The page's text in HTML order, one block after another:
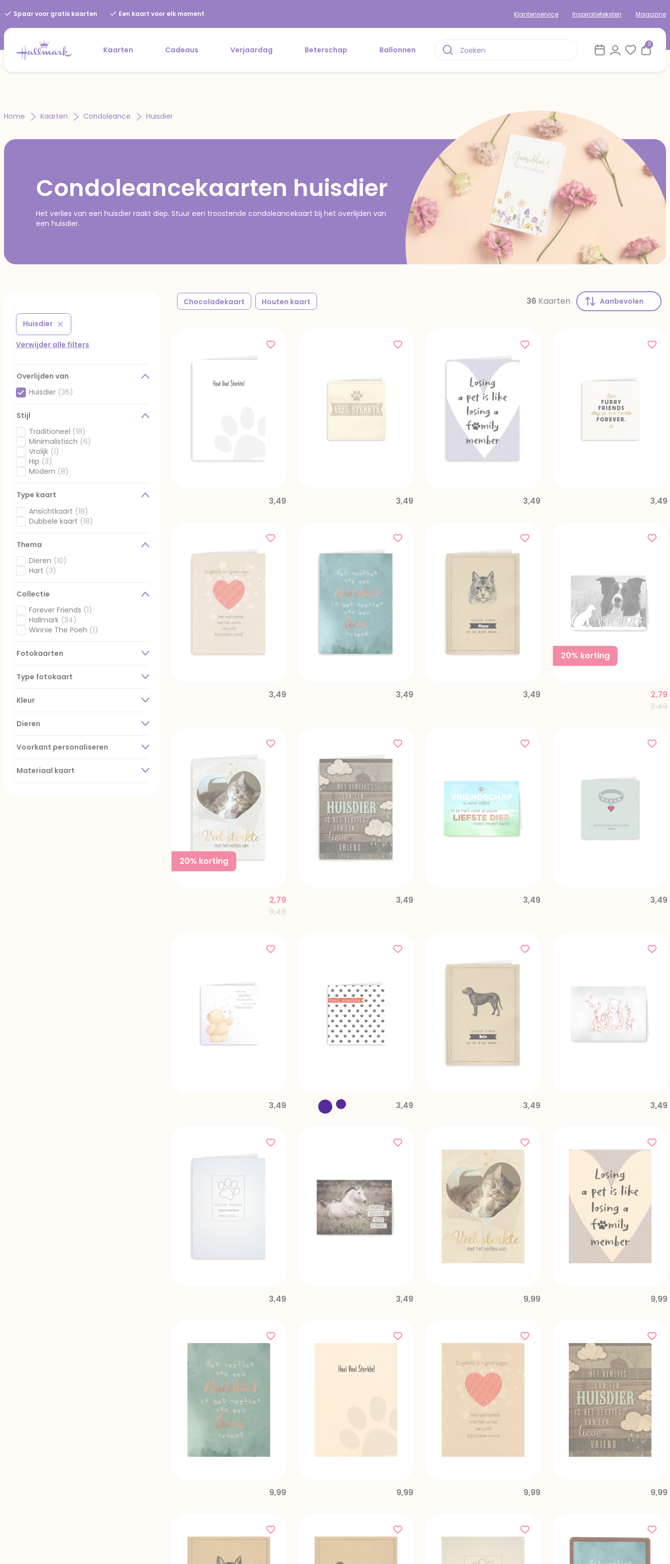
Spaar voor gratis kaarten Een kaart voor elk moment Klantenservice Inspiratieteksten Magazine
Kaarten Cadeaus Verjaardag Beterschap Ballonnen
0
Home Kaarten Condoleance Huisdier
Condoleancekaarten huisdier
Het verlies van een huisdier raakt diep. Stuur een troostende condoleancekaart bij het overlijden van
een huisdier.
Huisdier
Verwijder filter Gefilterd op Overlijden van: Huisdier
Verwijder alle filters
Overlijden van
Huisdier (36)
Stijl
Traditioneel (18)
Gefilterd op Stijl: Traditioneel
Minimalistisch (6)
Gefilterd op Stijl: Minimalistisch
Vrolijk (1)
Gefilterd op Stijl: Vrolijk
Hip (3)
Gefilterd op Stijl: Hip
Modern (8)
Type kaart
Ansichtkaart (18)
Gefilterd op Type kaart: Ansichtkaart
Dubbele kaart (18)
Thema
Dieren (10)
Gefilterd op Thema: Dieren
Hart (3)
Collectie
Forever Friends (1)
Gefilterd op Collectie: Forever Friends
Hallmark (34)
Gefilterd op Collectie: Hallmark
Winnie The Poeh (1)
Fotokaarten
Type fotokaart
Kleur
Dieren
Voorkant personaliseren
Materiaal kaart
Chocoladekaart Houten kaart 36 Kaarten
3,49 3,49 3,49 3,49
3,49 3,49 3,49
20% korting
3,49
2,79
20% korting
Price reduced from
3,49to
2,79 3,49 3,49 3,49
3,49 3,49 3,49 3,49
3,49 3,49 9,99 9,99
9,99 9,99 9,99 9,99